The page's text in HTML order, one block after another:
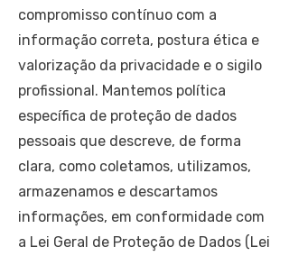
compromisso contínuo com a
informação correta, postura ética e
valorização da privacidade e o sigilo
profissional. Mantemos política
específica de proteção de dados
pessoais que descreve, de forma
clara, como coletamos, utilizamos,
armazenamos e descartamos
informações, em conformidade com
a Lei Geral de Proteção de Dados (Lei